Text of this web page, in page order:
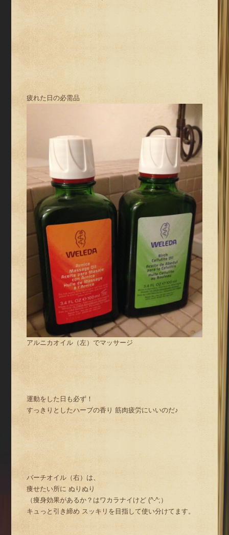
疲れた日の必需品
アルニカオイル（左）でマッサージ
運動をした日も必ず！
すっきりとしたハーブの香り 筋肉疲労にいいのだ♪
バーチオイル（右）は、
痩せたい所に ぬりぬり
（痩身効果があるか？はワカラナイけど (^-^;）
キュっと引き締め スッキリを目指して使い分けてます。